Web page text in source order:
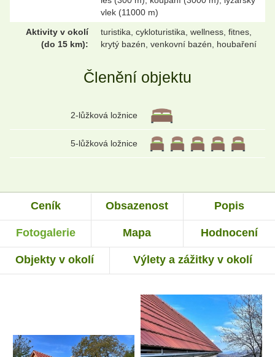
vlek (11000 m)
Aktivity v okolí
(do 15 km):
turistika, cykloturistika, wellness, fitnes,
krytý bazén, venkovní bazén, houbaření
Členění objektu
2-lůžková ložnice
5-lůžková ložnice
Ceník Obsazenost Popis
Fotogalerie Mapa Hodnocení
Objekty v okolí Výlety a zážitky v okolí